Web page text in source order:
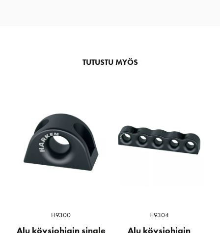
TUTUSTU MYÖS
H9300
Alu köysiohjain single
H9304
Alu köysiohjain